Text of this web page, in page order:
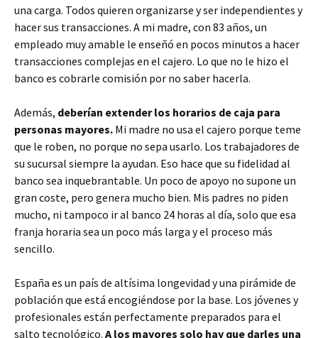
una carga. Todos quieren organizarse y ser independientes y
hacer sus transacciones. A mi madre, con 83 años, un
empleado muy amable le enseñó en pocos minutos a hacer
transacciones complejas en el cajero. Lo que no le hizo el
banco es cobrarle comisión por no saber hacerla.
Además, deberían extender los horarios de caja para
personas mayores. Mi madre no usa el cajero porque teme
que le roben, no porque no sepa usarlo. Los trabajadores de
su sucursal siempre la ayudan. Eso hace que su fidelidad al
banco sea inquebrantable. Un poco de apoyo no supone un
gran coste, pero genera mucho bien. Mis padres no piden
mucho, ni tampoco ir al banco 24 horas al día, solo que esa
franja horaria sea un poco más larga y el proceso más
sencillo.
España es un país de altísima longevidad y una pirámide de
población que está encogiéndose por la base. Los jóvenes y
profesionales están perfectamente preparados para el
salto tecnológico. A los mayores solo hay que darles una